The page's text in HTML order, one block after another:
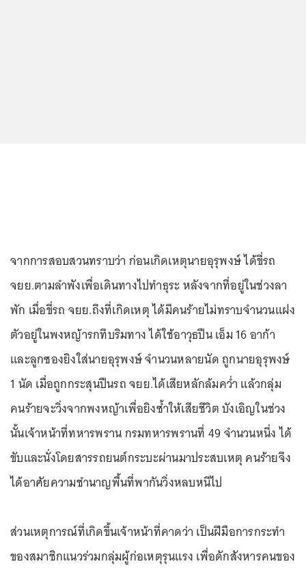
จากการสอบสวนทราบว่า ก่อนเกิดเหตุนายอุรุพงษ์ ได้ขี่รถ
จยย.ตามลำพังเพื่อเดินทางไปทำธุระ หลังจากที่อยู่ในช่วงลา
พัก เมื่อขี่รถ จยย.ถึงที่เกิดเหตุ ได้มีคนร้ายไม่ทราบจำนวนแฝง
ตัวอยู่ในพงหญ้ารกทึบริมทาง ได้ใช้อาวุธปืน เอ็ม 16 อาก้า
และลูกซองยิงใส่นายอุรุพงษ์ จำนวนหลายนัด ถูกนายอุรุพงษ์
1 นัด เมื่อถูกกระสุนปืนรถ จยย.ได้เสียหลักล้มคว่ำ แล้วกลุ่ม
คนร้ายจะวิ่งจากพงหญ้าเพื่อยิงซ้ำให้เสียชีวิต บังเอิญในช่วง
นั้นเจ้าหน้าที่ทหารพราน กรมทหารพรานที่ 49 จำนวนหนึ่ง ได้
ขับและนั่งโดยสารรถยนต์กระบะผ่านมาประสบเหตุ คนร้ายจึง
ได้อาศัยความชำนาญพื้นที่พากันวิ่งหลบหนีไป
ส่วนเหตุการณ์ที่เกิดขึ้นเจ้าหน้าที่คาดว่า เป็นฝีมือการกระทำ
ของสมาชิกแนวร่วมกลุ่มผู้ก่อเหตุรุนแรง เพื่อดักสังหารคนของ